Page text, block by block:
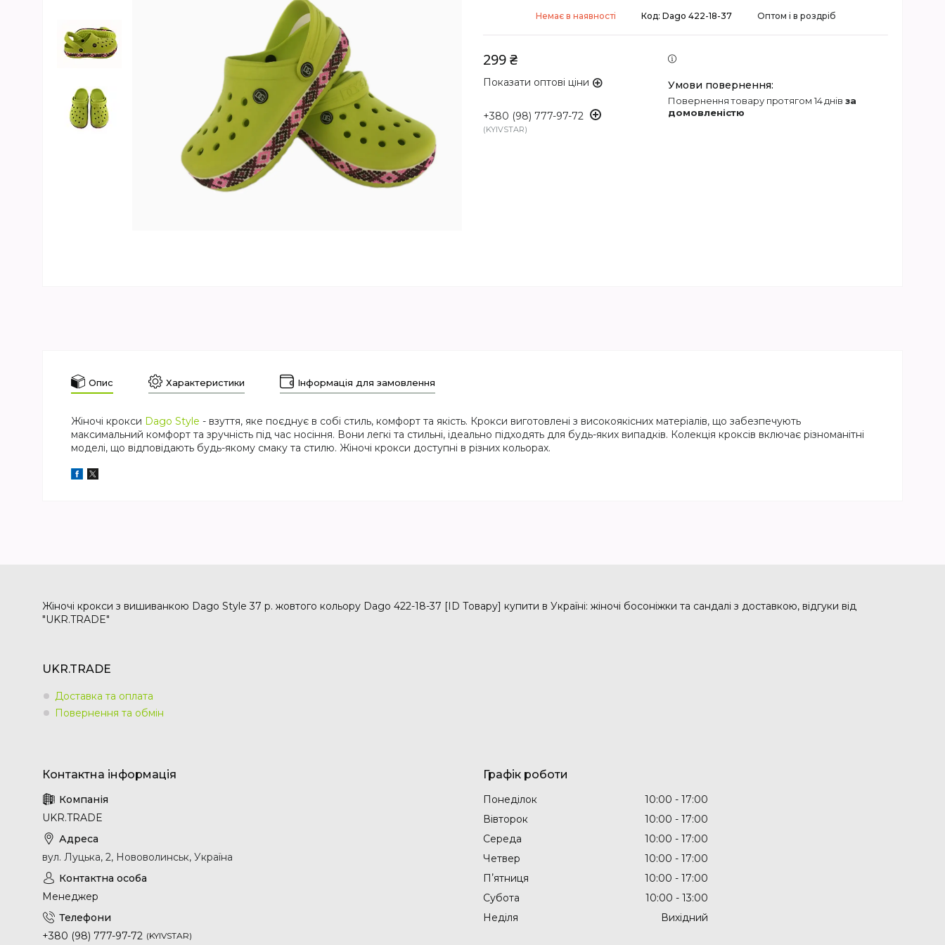
Немає в наявності Оптом і в роздріб
Код: Dago 422-18-37
299 ₴
Показати оптові ціни
+380 (98) 777-97-72
KYIVSTAR
повернення товару протягом 14 днів за
домовленістю
Опис Характеристики Інформація для замовлення
Жіночі крокси Dago Style - взуття, яке поєднує в собі стиль, комфорт та якість. Крокси виготовлені з високоякісних матеріалів, що забезпечують
максимальний комфорт та зручність під час носіння. Вони легкі та стильні, ідеально підходять для будь-яких випадків. Колекція кроксів включає різноманітні
моделі, що відповідають будь-якому смаку та стилю. Жіночі крокси доступні в різних кольорах.
Жіночі крокси з вишиванкою Dago Style 37 р. жовтого кольору Dago 422-18-37 [ID Товару] купити в Україні: жіночі босоніжки та сандалі з доставкою, відгуки від
"UKR.TRADE"
UKR.TRADE
Доставка та оплата
Повернення та обмін
UKR.TRADE
вул. Луцька, 2, Нововолинськ, Україна
Менеджер
+380 (98) 777-97-72 KYIVSTAR
Графік роботи
Понеділок 10:00
17:00
Вівторок
10:00
17:00
Середа
10:00
17:00
Четвер
10:00
17:00
Пʼятниця
10:00
17:00
Субота
10:00
13:00
Неділя
Вихідний